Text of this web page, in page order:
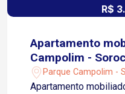
R$
Apartamento
Campolim -
Parque Campolim -
Apartamento mobiliado 9º andar 1